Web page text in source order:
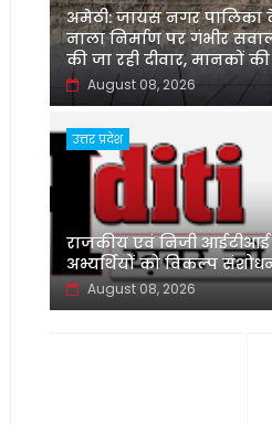
अमेठी: जायस नगर पालिका
नाला निर्माण पर गंभीर
की जा रही दीवार, मानकों
August 08, 2026
उत्तर प्रदेश
‌राजकीय एवं निजी
अभ्यर्थियों को विकल्प
August 08, 2026